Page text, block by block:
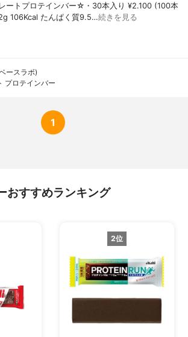
ートプロテインバー☆・30本入り ¥2.100 (100本
106Kcal たんぱく質9.5…続きを見る
ースラボ)
プロテインバー
1
おすすめランキング
2位